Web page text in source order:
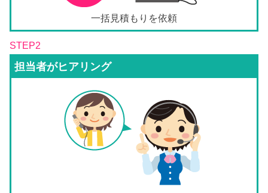
一括見積もりを依頼
STEP2
担当者がヒアリング